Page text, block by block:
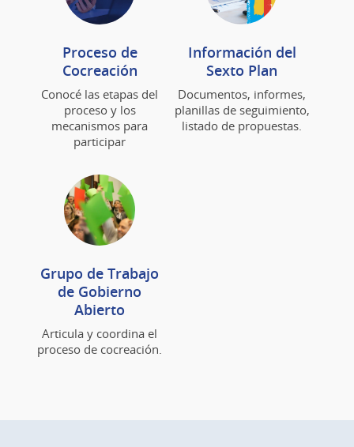
Proceso de
Cocreación
Conocé las etapas del
proceso y los
mecanismos para
participar
Información del
Sexto Plan
Documentos, informes,
planillas de seguimiento,
listado de propuestas.
Grupo de Trabajo
de Gobierno
Abierto
Articula y coordina el
proceso de cocreación.